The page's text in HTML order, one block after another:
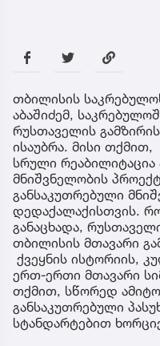
თბილისის
აბაშიძემ,
რუსთაველის
ისაუბრა. მისი
სრული
მნიშვნელობის
განსაკუთრებული
დედაქალაქისთვის.
განაცხადა,
თბილისის მთავარი
ქვეყნის ისტორიის,
ერთ-ერთი მთავარი
თქმით, სწორედ
განსაკუთრებული
სტანდარტებით